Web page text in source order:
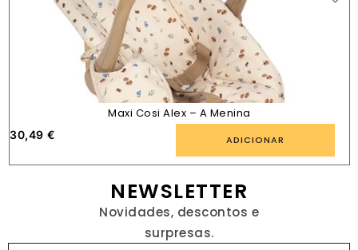
Maxi Cosi Alex – A Menina
30,49 € ADICIONAR
NEWSLETTER
Novidades, descontos e
surpresas.